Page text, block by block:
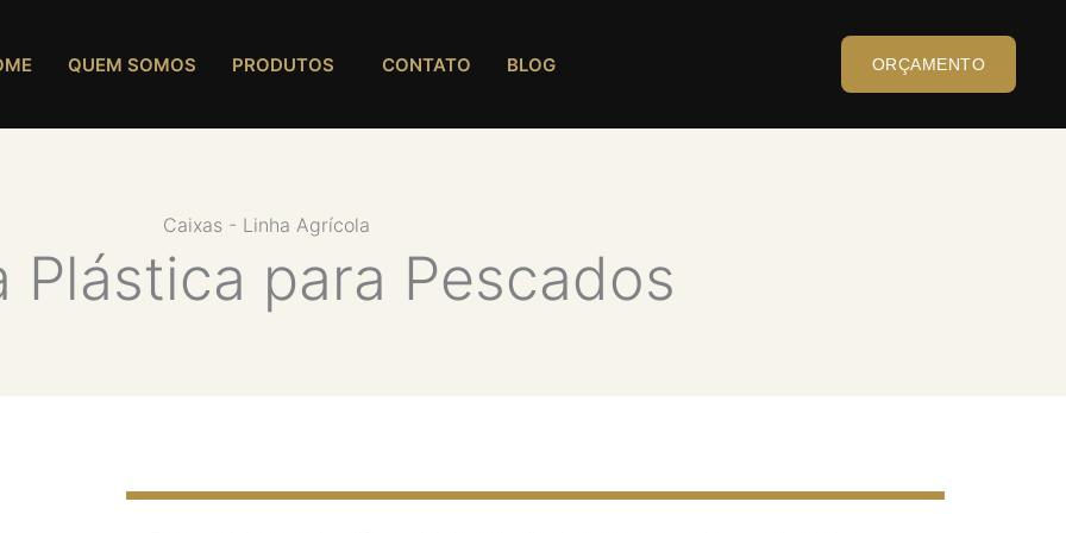
QUEM SOMOS PRODUTOS CONTATO BLOG ORÇAMENTO
Caixas - Linha Agrícola
Plástica para Pescados